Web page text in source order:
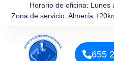
Horario de oficina: Lunes
Zona de servicio: Almería
655